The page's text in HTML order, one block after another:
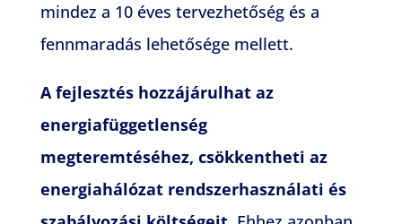
mindez a 10 éves tervezhetőség és a
fennmaradás lehetősége mellett.
A fejlesztés hozzájárulhat az
energiafüggetlenség
megteremtéséhez, csökkentheti az
energiahálózat rendszerhasználati és